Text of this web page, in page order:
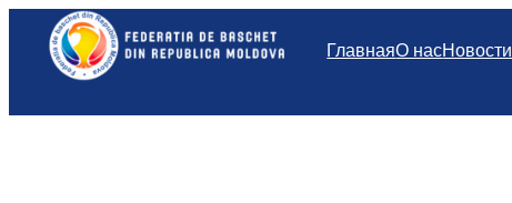
Перейти
содержимому
ГлавнаяО насНовости